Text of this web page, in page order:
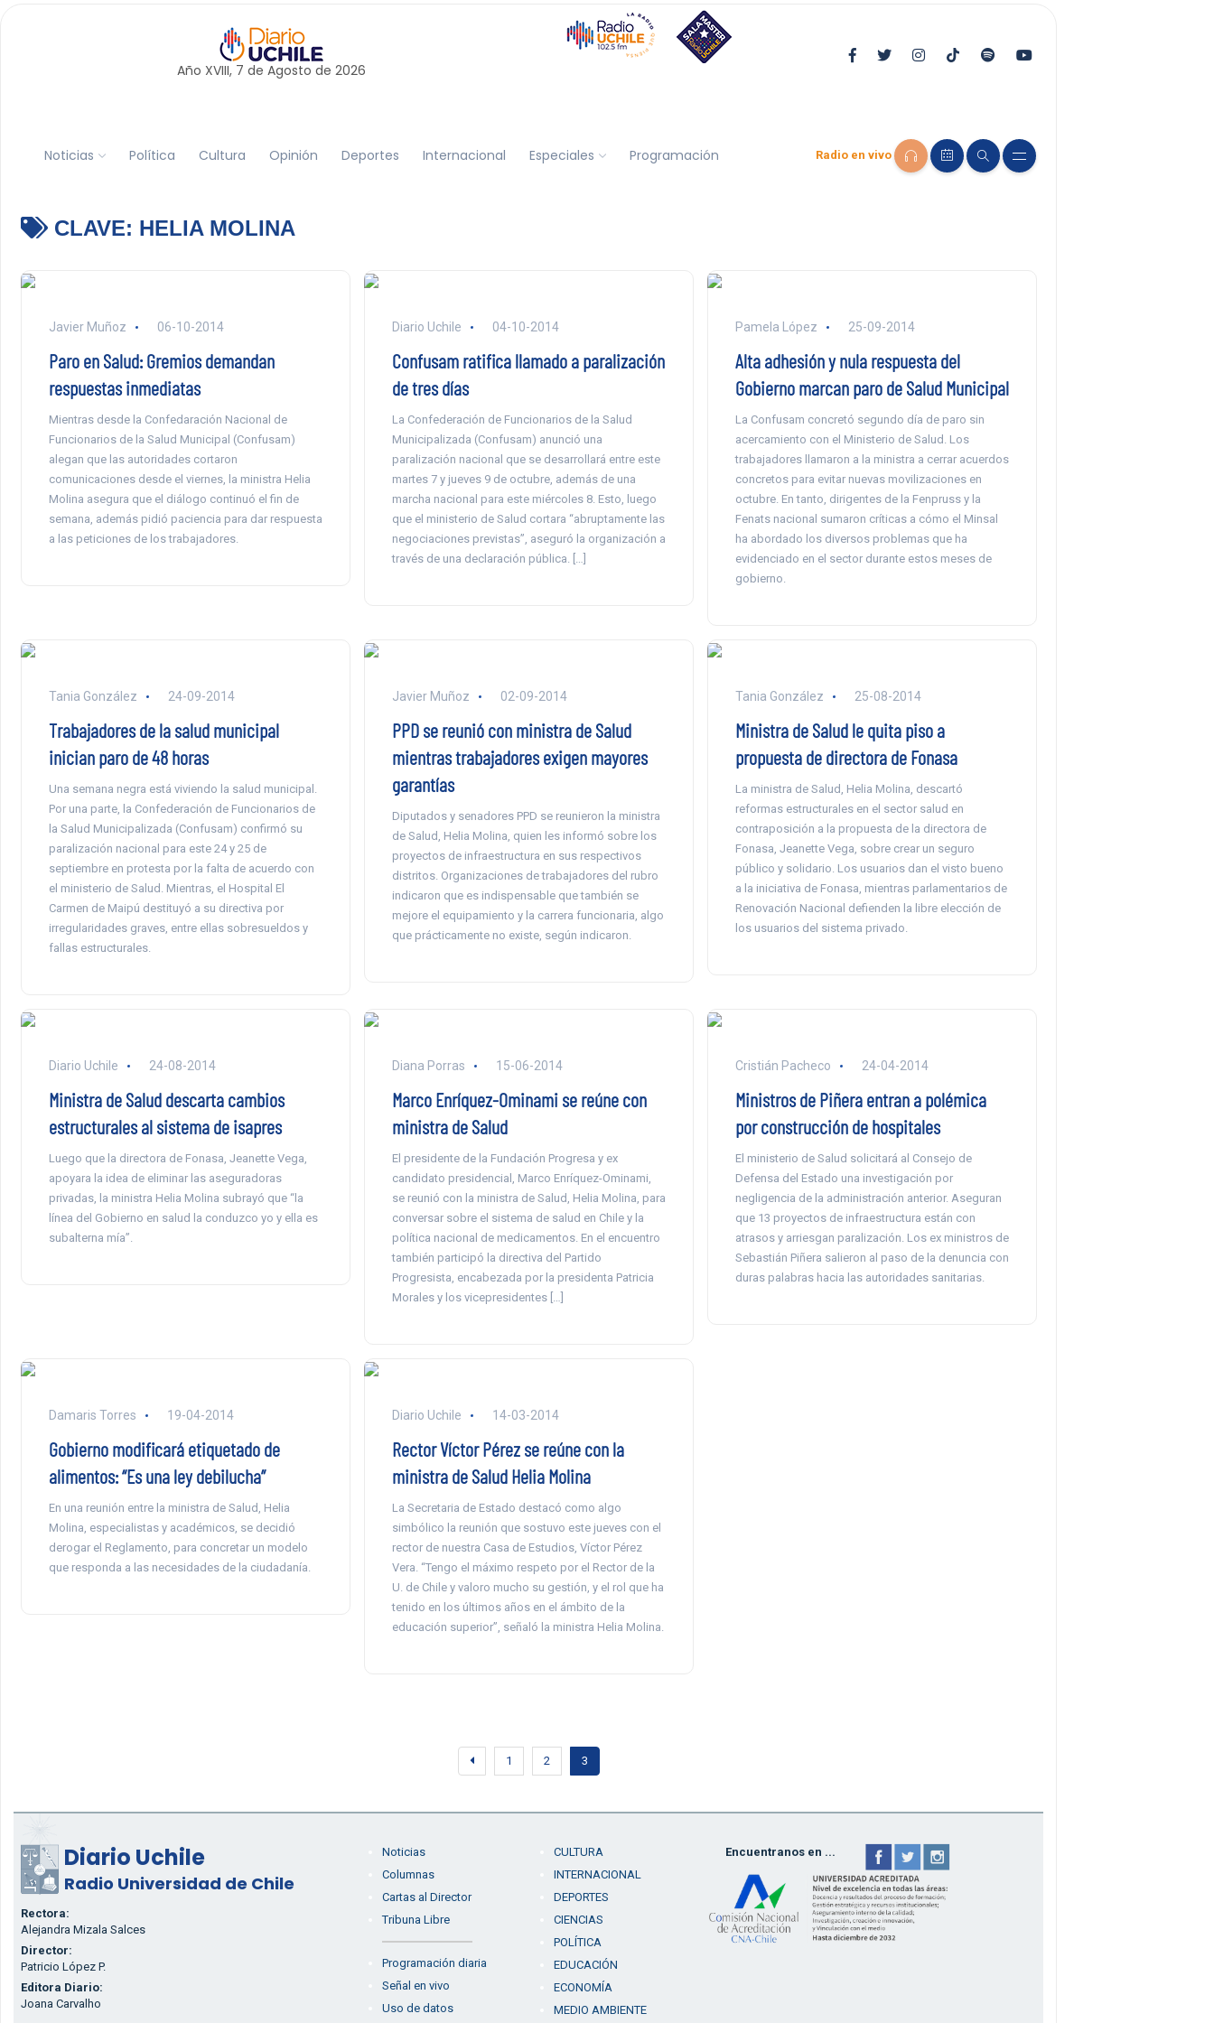
Año XVIII, 7 de Agosto de 2026
Noticias Política Cultura Opinión Deportes Internacional Especiales Programación Radio en vivo
CLAVE: HELIA MOLINA
Javier Muñoz 06-10-2014
Paro en Salud: Gremios demandan
respuestas inmediatas
Mientras desde la Confedaración Nacional de
Funcionarios de la Salud Municipal (Confusam)
alegan que las autoridades cortaron
comunicaciones desde el viernes, la ministra Helia
Molina asegura que el diálogo continuó el fin de
semana, además pidió paciencia para dar respuesta
a las peticiones de los trabajadores.
Diario Uchile 04-10-2014
Confusam ratifica llamado a paralización
de tres días
La Confederación de Funcionarios de la Salud
Municipalizada (Confusam) anunció una
paralización nacional que se desarrollará entre este
martes 7 y jueves 9 de octubre, además de una
marcha nacional para este miércoles 8. Esto, luego
que el ministerio de Salud cortara “abruptamente las
negociaciones previstas”, aseguró la organización a
través de una declaración pública. […]
Pamela López 25-09-2014
Alta adhesión y nula respuesta del
Gobierno marcan paro de Salud Municipal
La Confusam concretó segundo día de paro sin
acercamiento con el Ministerio de Salud. Los
trabajadores llamaron a la ministra a cerrar acuerdos
concretos para evitar nuevas movilizaciones en
octubre. En tanto, dirigentes de la Fenpruss y la
Fenats nacional sumaron críticas a cómo el Minsal
ha abordado los diversos problemas que ha
evidenciado en el sector durante estos meses de
gobierno.
Tania González 24-09-2014
Trabajadores de la salud municipal
inician paro de 48 horas
Una semana negra está viviendo la salud municipal.
Por una parte, la Confederación de Funcionarios de
la Salud Municipalizada (Confusam) confirmó su
paralización nacional para este 24 y 25 de
septiembre en protesta por la falta de acuerdo con
el ministerio de Salud. Mientras, el Hospital El
Carmen de Maipú destituyó a su directiva por
irregularidades graves, entre ellas sobresueldos y
fallas estructurales.
Javier Muñoz 02-09-2014
PPD se reunió con ministra de Salud
mientras trabajadores exigen mayores
garantías
Diputados y senadores PPD se reunieron la ministra
de Salud, Helia Molina, quien les informó sobre los
proyectos de infraestructura en sus respectivos
distritos. Organizaciones de trabajadores del rubro
indicaron que es indispensable que también se
mejore el equipamiento y la carrera funcionaria, algo
que prácticamente no existe, según indicaron.
Tania González 25-08-2014
Ministra de Salud le quita piso a
propuesta de directora de Fonasa
La ministra de Salud, Helia Molina, descartó
reformas estructurales en el sector salud en
contraposición a la propuesta de la directora de
Fonasa, Jeanette Vega, sobre crear un seguro
público y solidario. Los usuarios dan el visto bueno
a la iniciativa de Fonasa, mientras parlamentarios de
Renovación Nacional defienden la libre elección de
los usuarios del sistema privado.
Diario Uchile 24-08-2014
Ministra de Salud descarta cambios
estructurales al sistema de isapres
Luego que la directora de Fonasa, Jeanette Vega,
apoyara la idea de eliminar las aseguradoras
privadas, la ministra Helia Molina subrayó que “la
línea del Gobierno en salud la conduzco yo y ella es
subalterna mía”.
Diana Porras 15-06-2014
Marco Enríquez-Ominami se reúne con
ministra de Salud
El presidente de la Fundación Progresa y ex
candidato presidencial, Marco Enríquez-Ominami,
se reunió con la ministra de Salud, Helia Molina, para
conversar sobre el sistema de salud en Chile y la
política nacional de medicamentos. En el encuentro
también participó la directiva del Partido
Progresista, encabezada por la presidenta Patricia
Morales y los vicepresidentes […]
Cristián Pacheco 24-04-2014
Ministros de Piñera entran a polémica
por construcción de hospitales
El ministerio de Salud solicitará al Consejo de
Defensa del Estado una investigación por
negligencia de la administración anterior. Aseguran
que 13 proyectos de infraestructura están con
atrasos y arriesgan paralización. Los ex ministros de
Sebastián Piñera salieron al paso de la denuncia con
duras palabras hacia las autoridades sanitarias.
Damaris Torres 19-04-2014
Gobierno modificará etiquetado de
alimentos: “Es una ley debilucha”
En una reunión entre la ministra de Salud, Helia
Molina, especialistas y académicos, se decidió
derogar el Reglamento, para concretar un modelo
que responda a las necesidades de la ciudadanía.
Diario Uchile 14-03-2014
Rector Víctor Pérez se reúne con la
ministra de Salud Helia Molina
La Secretaria de Estado destacó como algo
simbólico la reunión que sostuvo este jueves con el
rector de nuestra Casa de Estudios, Víctor Pérez
Vera. “Tengo el máximo respeto por el Rector de la
U. de Chile y valoro mucho su gestión, y el rol que ha
tenido en los últimos años en el ámbito de la
educación superior”, señaló la ministra Helia Molina.
1 2 3
Diario Uchile
Radio Universidad de Chile
Rectora:
Alejandra Mizala Salces
Director:
Patricio López P.
Editora Diario:
Joana Carvalho
Noticias
Columnas
Cartas al Director
Tribuna Libre
Programación diaria
Señal en vivo
Uso de datos
CULTURA
INTERNACIONAL
DEPORTES
CIENCIAS
POLÍTICA
EDUCACIÓN
ECONOMÍA
MEDIO AMBIENTE
Encuentranos en ...